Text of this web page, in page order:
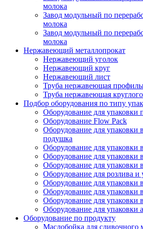
молока
Завод модульный по
молока
Завод модульный по
молока
Нержавеющий металлопрокат
Нержавеющий уголок
Нержавеющий круг
Нержавеющий лист
Труба нержавеющая
Труба нержавеющая
Подбор оборудования по типу
Оборудование для упаковки
Оборудование Flow Pack
Оборудование для упаковки
подушка
Оборудование для упаковки
Оборудование для упаковки
Оборудование для упаковки
Оборудование для розлива и
Оборудование для упаковки
Оборудование для упаковки
Оборудование для упаковки
Оборудование для упаковки
Оборудование по продукту
Маслобойка для сливочного